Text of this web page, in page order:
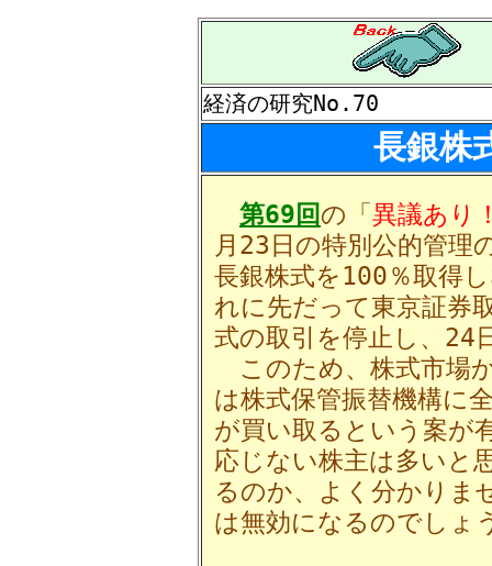
経済の研究No.70
長銀株
第69回の「異議あり
月23日の特別公的管理
長銀株式を100％取得
れに先だって東京証券
式の取引を停止し、24
このため、株式市場
は株式保管振替機構に
が買い取るという案が
応じない株主は多いと
るのか、よく分かりま
は無効になるのでしょ